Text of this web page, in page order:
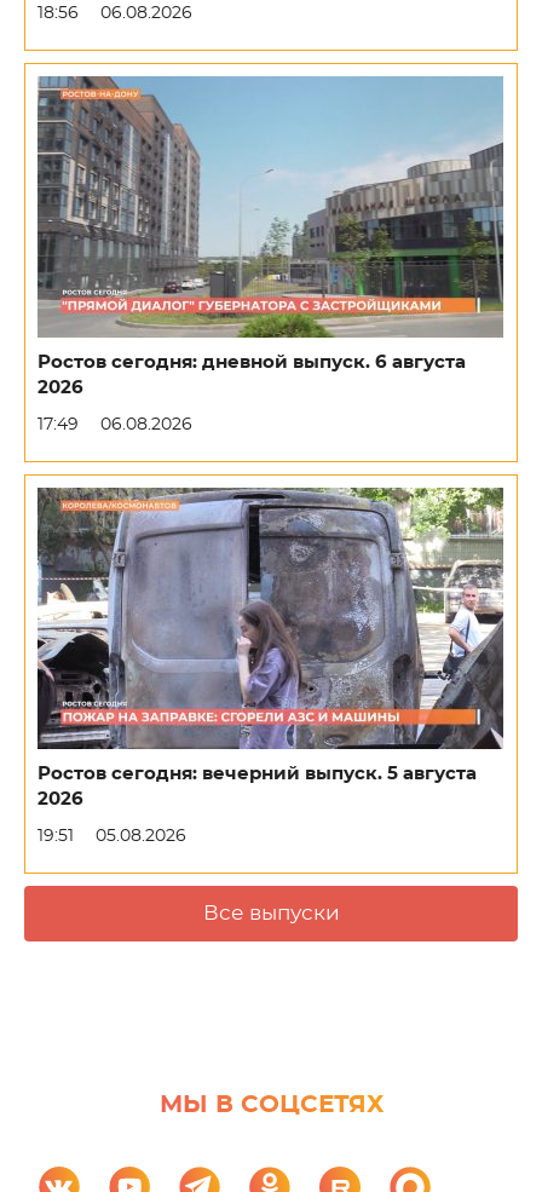
18:56 06.08.2026
Ростов сегодня: дневной выпуск. 6 августа
2026
17:49 06.08.2026
Ростов сегодня: вечерний выпуск. 5 августа
2026
19:51 05.08.2026
Все выпуски
МЫ В СОЦСЕТЯХ